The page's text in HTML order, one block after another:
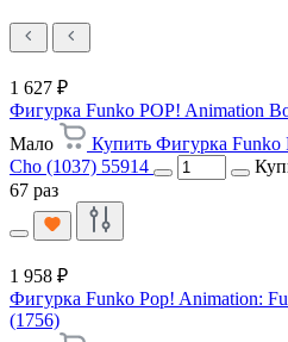
1 627 ₽
Фигурка Funko POP! Animation
Мало
Купить Фигурка Funko
Cho (1037) 55914
67 раз
1 958 ₽
Фигурка Funko Pop! Animation:
(1756)